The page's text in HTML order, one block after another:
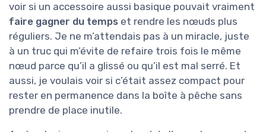
voir si un accessoire aussi basique pouvait vraiment
faire gagner du temps et rendre les nœuds plus
réguliers. Je ne m’attendais pas à un miracle, juste
à un truc qui m’évite de refaire trois fois le même
nœud parce qu’il a glissé ou qu’il est mal serré. Et
aussi, je voulais voir si c’était assez compact pour
rester en permanence dans la boîte à pêche sans
prendre de place inutile.